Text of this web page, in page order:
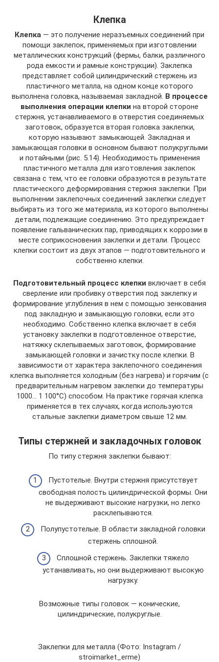
Клепка
Клепка — это получение неразъемных соединений при
помощи заклепок, применяемых при изготовлении
металлических конструкций (фермы, балки, различного
рода емкости и рамные конструкции). Заклепка
представляет собой цилиндрический стержень из
пластичного металла, на одном конце которого
выполнена головка, называемая закладной. В процессе
выполнения операции клепки на второй стороне
стержня, устанавливаемого в отверстия соединяемых
заготовок, образуется вторая головка заклепки,
которую называют замыкающей. Закладная и
замыкающая головки в основном бывают полукруглыми
и потайными (рис. 5.14). Необходимость применения
пластичного металла для изготовления заклепок
связана с тем, что ее головки образуются в результате
пластического деформирования стержня заклепки. При
выполнении заклепочных соединений заклепки следует
выбирать из того же материала, из которого выполнены
детали, подлежащие соединению. Это предупреждает
появление гальванических пар, приводящих к коррозии в
месте соприкосновения заклепки и детали. Процесс
клепки состоит из двух этапов — подготовительного и
собственно клепки.
Подготовительный процесс клепки включает в себя
сверление или пробивку отверстия под заклепку и
формирование углубления в нем с помощью зенкования
под закладную и замыкающую головки, если это
необходимо. Собственно клепка включает в себя
установку заклепки в подготовленное отверстие,
натяжку склепываемых заготовок, формирование
замыкающей головки и зачистку после клепки. В
зависимости от характера заклепочного соединения
клепка выполняется холодным (без нагрева) и горячим (с
предварительным нагревом заклепки до температуры
1000… 1 100°С) способом. На практике горячая клепка
применяется в тех случаях, когда используются
стальные заклепки диаметром свыше 12 мм.
Типы стержней и закладочных головок
По типу стержня заклепки бывают:
Пустотелые. Внутри стержня присутствует
свободная полость цилиндрической формы. Они
не выдерживают высокие нагрузки, но легко
расклепываются.
Полупустотелые. В области закладной головки
стержень сплошной.
Сплошной стержень. Заклепки тяжело
устанавливать, но они выдерживают высокую
нагрузку.
Возможные типы головок — конические,
цилиндрические, полукруглые.
Заклепки для металла (Фото: Instagram /
stroimarket_erme)